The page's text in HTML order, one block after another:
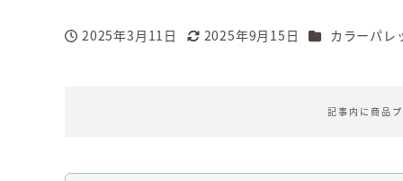
投稿日
2025年3月11日
更新日
2025年9月15日 カテゴリー
カラーパレ
記事内に商品